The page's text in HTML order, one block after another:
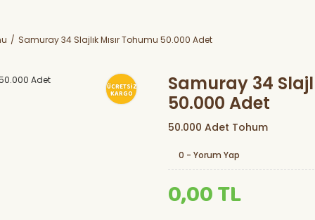
Samuray 34 Slajlık Mısır Tohumu 50.000 Adet
ÜCRETSİZ
KARGO
Samuray 34
50.000 Adet
50.000 Adet Tohum
0 - Yorum Yap
0,00 TL